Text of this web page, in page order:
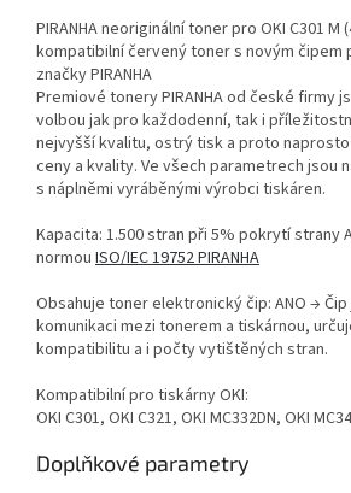
PIRANHA neoriginální toner pro OKI C301 M
kompatibilní červený toner s novým čipem
značky PIRANHA
Premiové tonery PIRANHA od české firmy
volbou jak pro každodenní, tak i
nejvyšší kvalitu, ostrý tisk a proto
ceny a kvality. Ve všech parametrech jsou
s náplněmi vyráběnými výrobci tiskáren.
Kapacita: 1.500 stran při 5% pokrytí strany
normou ISO/IEC 19752 PIRANHA
Obsahuje toner elektronický čip: ANO →
komunikaci mezi tonerem a tiskárnou,
kompatibilitu a i počty vytištěných stran.
Kompatibilní pro tiskárny OKI:
OKI C301, OKI C321, OKI MC332DN, OKI
Doplňkové parametry